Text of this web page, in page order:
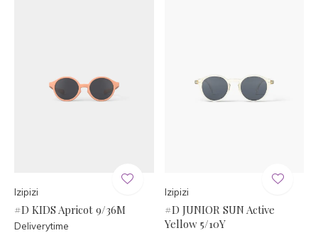
Izipizi
#D KIDS Apricot 9/36M
Deliverytime
Izipizi
#D JUNIOR SUN Active
Yellow 5/10Y